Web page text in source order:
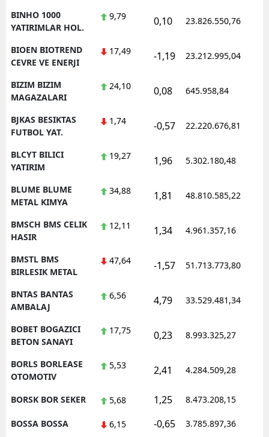
BINHO 1000
YATIRIMLAR HOL.
9,79 0,10 23.826.550,76
BIOEN BIOTREND
CEVRE VE ENERJI
17,49 -1,19 23.212.995,04
BIZIM BIZIM
MAGAZALARI
24,10 0,08 645.958,84
BJKAS BESIKTAS
FUTBOL YAT.
1,74 -0,57 22.220.676,81
BLCYT BILICI
YATIRIM
19,27 1,96 5.302.180,48
BLUME BLUME
METAL KIMYA
34,88 1,81 48.810.585,22
BMSCH BMS CELIK
HASIR
12,11 1,34 4.961.357,16
BMSTL BMS
BIRLESIK METAL
47,64 -1,57 51.713.773,80
BNTAS BANTAS
AMBALAJ
6,56 4,79 33.529.481,34
BOBET BOGAZICI
BETON SANAYI
17,75 0,23 8.993.325,27
BORLS BORLEASE
OTOMOTIV
5,53 2,41 4.284.509,28
BORSK BOR SEKER 5,68 1,25 8.473.208,15
BOSSA BOSSA 6,15 -0,65 3.785.897,36